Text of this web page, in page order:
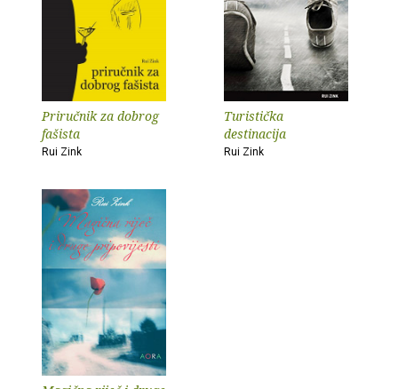
Priručnik za dobrog
fašista
Rui Zink
Turistička
destinacija
Rui Zink